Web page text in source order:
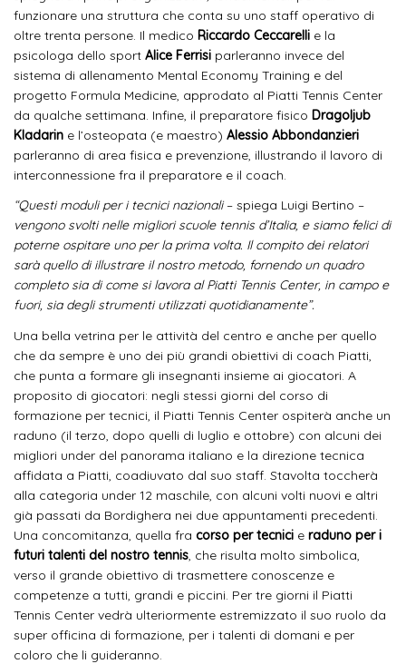
funzionare una struttura che conta su uno staff operativo di
oltre trenta persone. Il medico Riccardo Ceccarelli e la
psicologa dello sport Alice Ferrisi parleranno invece del
sistema di allenamento Mental Economy Training e del
progetto Formula Medicine, approdato al Piatti Tennis Center
da qualche settimana. Infine, il preparatore fisico Dragoljub
Kladarin e l’osteopata (e maestro) Alessio Abbondanzieri
parleranno di area fisica e prevenzione, illustrando il lavoro di
interconnessione fra il preparatore e il coach.
“Questi moduli per i tecnici nazionali– spiega Luigi Bertino –
vengono svolti nelle migliori scuole tennis d’Italia, e siamo felici di
poterne ospitare uno per la prima volta. Il compito dei relatori
sarà quello di illustrare il nostro metodo, fornendo un quadro
completo sia di come si lavora al Piatti Tennis Center, in campo e
fuori, sia degli strumenti utilizzati quotidianamente”.
Una bella vetrina per le attività del centro e anche per quello
che da sempre è uno dei più grandi obiettivi di coach Piatti,
che punta a formare gli insegnanti insieme ai giocatori. A
proposito di giocatori: negli stessi giorni del corso di
formazione per tecnici, il Piatti Tennis Center ospiterà anche un
raduno (il terzo, dopo quelli di luglio e ottobre) con alcuni dei
migliori under del panorama italiano e la direzione tecnica
affidata a Piatti, coadiuvato dal suo staff. Stavolta toccherà
alla categoria under 12 maschile, con alcuni volti nuovi e altri
già passati da Bordighera nei due appuntamenti precedenti.
Una concomitanza, quella fra corso per tecnici e raduno per i
futuri talenti del nostro tennis, che risulta molto simbolica,
verso il grande obiettivo di trasmettere conoscenze e
competenze a tutti, grandi e piccini. Per tre giorni il Piatti
Tennis Center vedrà ulteriormente estremizzato il suo ruolo da
super officina di formazione, per i talenti di domani e per
coloro che li guideranno.